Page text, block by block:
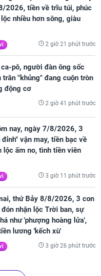
2026, tiền về trĩu túi, phúc
nhiều hơn sông, giàu
2 giờ 21 phút trước
pô, người đàn ông sốc
trăn "khủng" đang cuộn tròn
động cơ
2 giờ 41 phút trước
nay, ngày 7/8/2026, 3
vận may, tiền bạc về
lộc ấm no, tình tiền viên
3 giờ 11 phút trước
thứ Bảy 8/8/2026, 3 con
nhận lộc Trời ban, sự
như 'phượng hoàng lửa',
lương 'kếch xù'
3 giờ 26 phút trước